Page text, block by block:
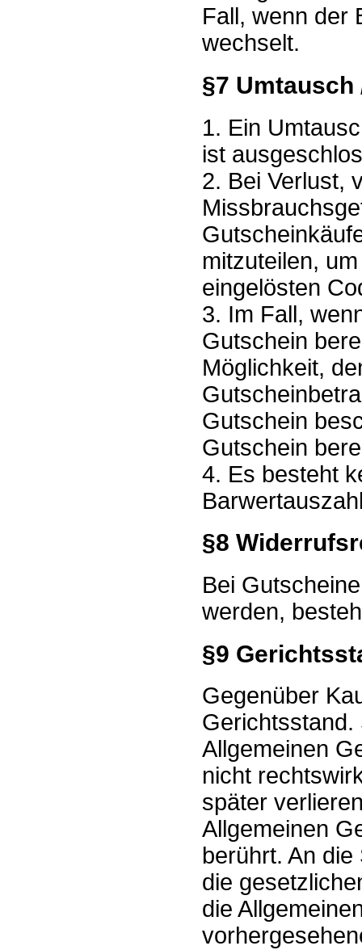
Fall, wenn der
wechselt.
§7 Umtausch
1. Ein
ist
2. Bei Verlust,
mitzuteilen,
eingelösten
3. Im Fall,
Gutschein
Möglichkeit,
Gutschein
Gutschein
4. Es besteht
§8
Bei
werden,
§9
Gegenüber
Gerichtsstand.
Allgemeinen
nicht
später
Allgemeinen
berührt. An
die
die